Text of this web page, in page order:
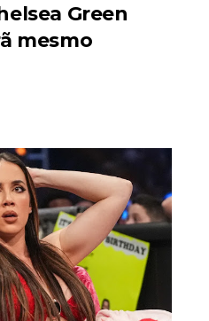
31 July 2026
Green
mesmo